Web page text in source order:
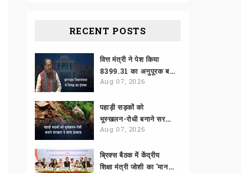
RECENT POSTS
वित्त मंत्री ने पेश किया
8399.31 का अनुपूरक बजट
Aug 07, 2026
पहाड़ी सड़कों को
भूस्खलन-रोधी बनाने सरकार ने मांगा प्रस्ताव
Aug 07, 2026
ब्रिक्स बैठक में केंद्रीय
शिक्षा मंत्री जोशी का 'मानवता सर्वोपरि' पर जोर